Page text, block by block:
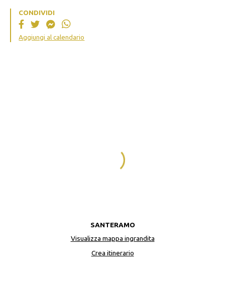
CONDIVIDI
Aggiungi al calendario
SANTERAMO
Visualizza mappa ingrandita
Crea itinerario